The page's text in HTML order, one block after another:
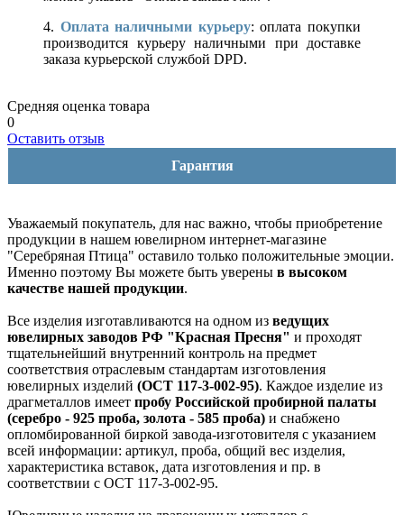
4. Оплата наличными курьеру: оплата покупки
производится курьеру наличными при доставке
заказа курьерской службой DPD.
Средняя оценка товара
0
Оставить отзыв
Гарантия
Уважаемый покупатель, для нас важно, чтобы приобретение
продукции в нашем ювелирном интернет-магазине
"Серебряная Птица" оставило только положительные эмоции.
Именно поэтому Вы можете быть уверены в высоком
качестве нашей продукции.
Все изделия изготавливаются на одном из ведущих
ювелирных заводов РФ "Красная Пресня" и проходят
тщательнейший внутренний контроль на предмет
соответствия отраслевым стандартам изготовления
ювелирных изделий (ОСТ 117-3-002-95). Каждое изделие из
драгметаллов имеет пробу Российской пробирной палаты
(серебро - 925 проба, золота - 585 проба) и снабжено
опломбированной биркой завода-изготовителя с указанием
всей информации: артикул, проба, общий вес изделия,
характеристика вставок, дата изготовления и пр. в
соответствии с ОСТ 117-3-002-95.